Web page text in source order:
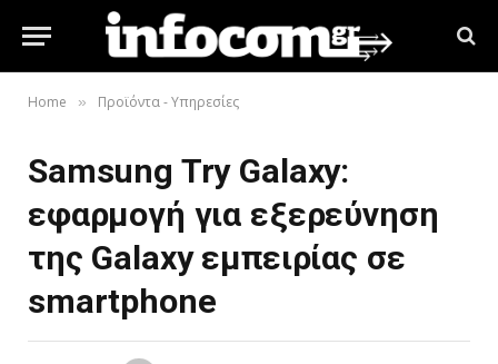
Home » Προϊόντα - Υπηρεσίες
Samsung Try Galaxy:
εφαρμογή για εξερεύνηση
της Galaxy εμπειρίας σε
smartphone